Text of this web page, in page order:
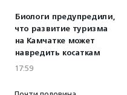
Биологи предупредили,
что развитие туризма
на Камчатке может
навредить косаткам
17:59